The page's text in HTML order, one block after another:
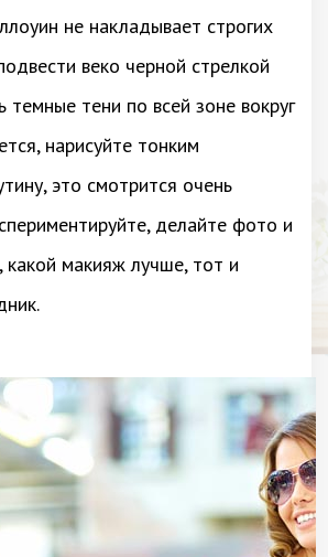
не накладывает строгих
веко черной стрелкой
темные тени по всей зоне вокруг
нарисуйте тонким
это смотрится очень
делайте фото и
какой макияж лучше, тот и